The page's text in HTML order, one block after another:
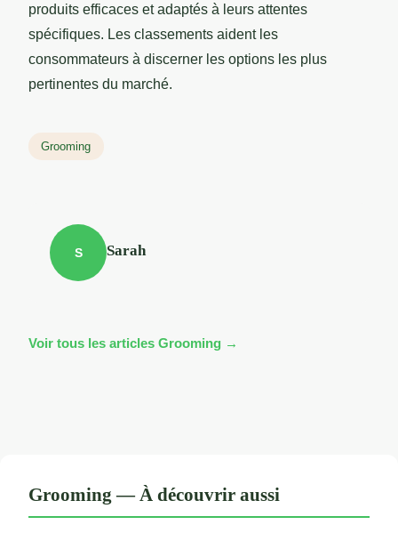
produits efficaces et adaptés à leurs attentes
spécifiques. Les classements aident les
consommateurs à discerner les options les plus
pertinentes du marché.
Grooming
S Sarah
Voir tous les articles Grooming →
Grooming — À découvrir aussi